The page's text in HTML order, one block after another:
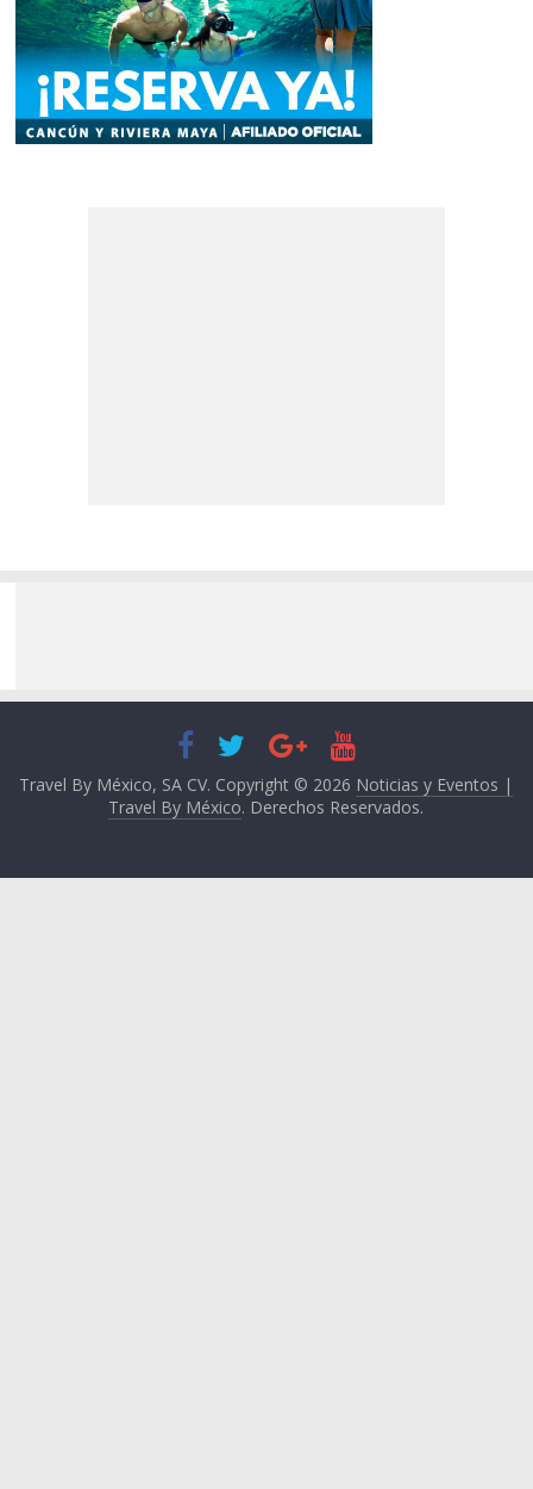
Travel By México, SA CV. Copyright © 2026 Noticias y Eventos |
Travel By México. Derechos Reservados.